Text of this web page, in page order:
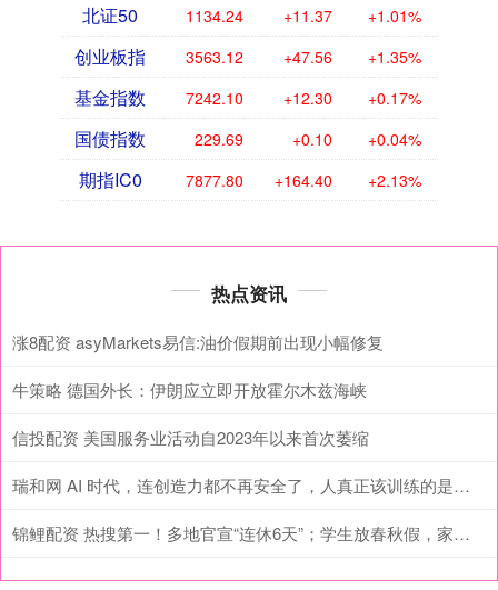
北证50 1134.24 +11.37 +1.01%
创业板指 3563.12 +47.56 +1.35%
基金指数 7242.10 +12.30 +0.17%
国债指数 229.69 +0.10 +0.04%
期指IC0 7877.80 +164.40 +2.13%
热点资讯
涨8配资 asyMarkets易信:油价假期前出现小幅修复
牛策略 德国外长：伊朗应立即开放霍尔木兹海峡
信投配资 美国服务业活动自2023年以来首次萎缩
瑞和网 AI 时代，连创造力都不再安全了，人真正该训练的是什么？
锦鲤配资 热搜第一！多地官宣“连休6天”；学生放春秋假，家长不放，怎么办？